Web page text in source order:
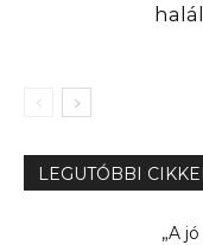
LEGUTÓBBI
„A